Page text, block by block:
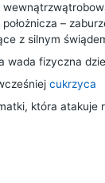
–
z silnym
wada fizyczna
cukrzyca
która atakuje